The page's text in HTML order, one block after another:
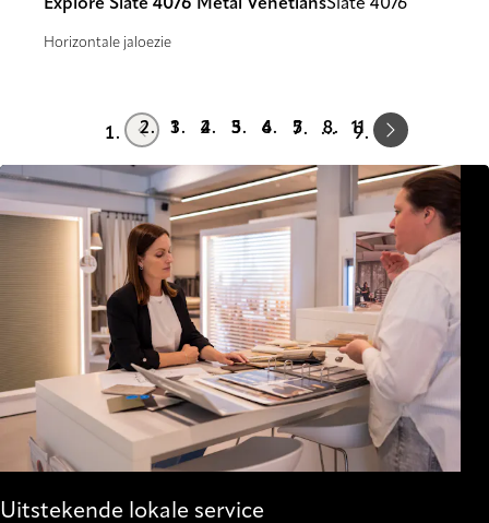
Explore Slate 4076 Metal VenetiansSlate 4076
Horizontale jaloezie
Prev 1 2 3 4 5 … 11 Next
Uitstekende lokale service